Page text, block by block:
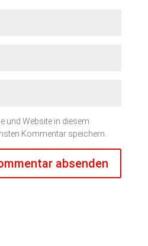
und Website in diesem
Kommentar speichern.